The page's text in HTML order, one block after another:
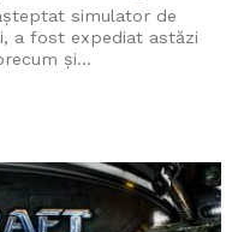
simulator de
a fost expediat astăzi
și...